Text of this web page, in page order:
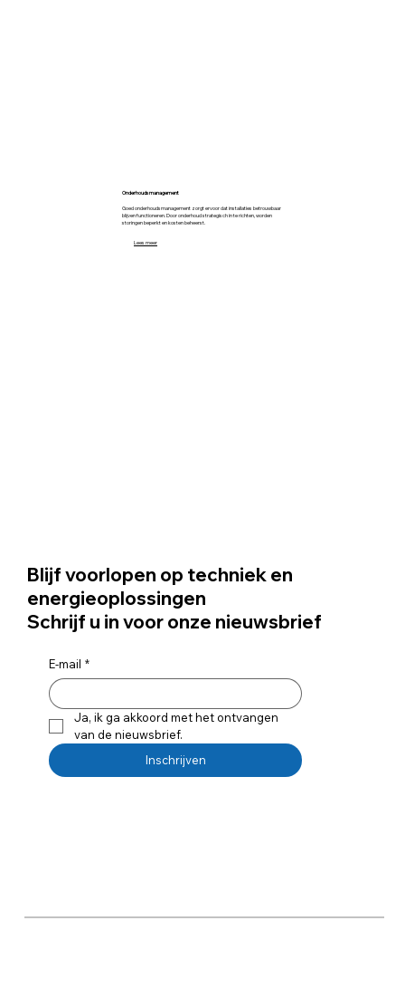
Onderhoudsmanagement
Goed onderhoudsmanagement zorgt ervoor dat installaties betrouwbaar
blijven functioneren. Door onderhoud strategisch in te richten, worden
storingen beperkt en kosten beheerst.
Lees meer
Blijf voorlopen op techniek en
energieoplossingen
Schrijf u in voor onze nieuwsbrief
E-mail *
Ja, ik ga akkoord met het ontvangen
van de nieuwsbrief.
Inschrijven